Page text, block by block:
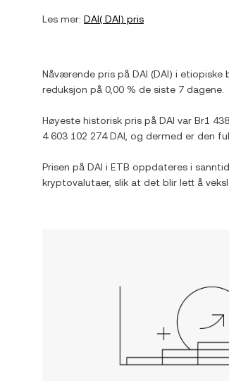
Les mer: DAI( DAI) pris
Nåværende pris på DAI (DAI) i etiopiske
reduksjon på 0,00 % de siste 7 dagene.
Høyeste historisk pris på DAI var Br1
4 603 102 274 DAI , og dermed er den
Prisen på DAI i ETB oppdateres i
kryptovalutaer, slik at det blir lett å